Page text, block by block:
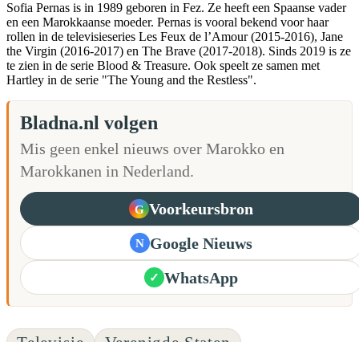
Sofia Pernas is in 1989 geboren in Fez. Ze heeft een Spaanse vader
en een Marokkaanse moeder. Pernas is vooral bekend voor haar
rollen in de televisieseries Les Feux de l’Amour (2015-2016), Jane
the Virgin (2016-2017) en The Brave (2017-2018). Sinds 2019 is ze
te zien in de serie Blood & Treasure. Ook speelt ze samen met
Hartley in de serie "The Young and the Restless".
Bladna.nl volgen
Mis geen enkel nieuws over Marokko en
Marokkanen in Nederland.
G Voorkeursbron
N Google Nieuws
✓ WhatsApp